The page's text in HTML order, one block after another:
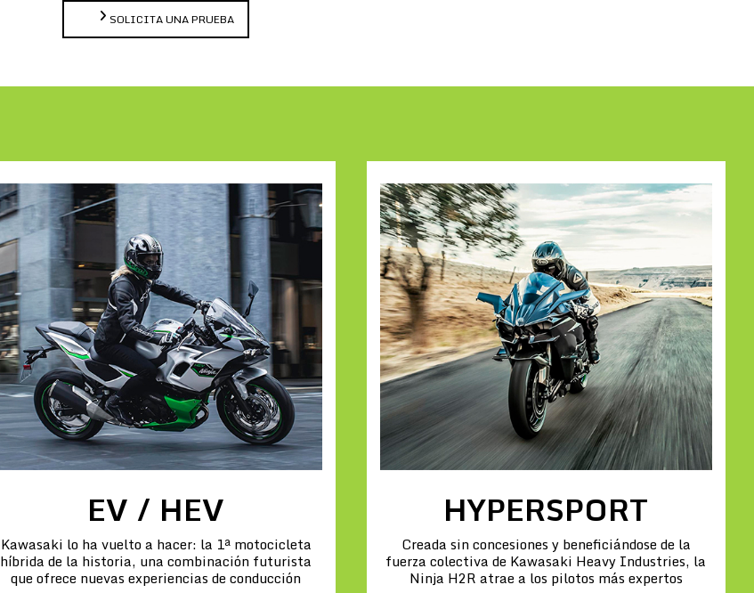
SOLICITA UNA PRUEBA
EV / HEV
Kawasaki lo ha vuelto a hacer: la 1ª motocicleta
híbrida de la historia, una combinación futurista
que ofrece nuevas experiencias de conducción
HYPERSPORT
Creada sin concesiones y beneficiándose de la
fuerza colectiva de Kawasaki Heavy Industries, la
Ninja H2R atrae a los pilotos más expertos